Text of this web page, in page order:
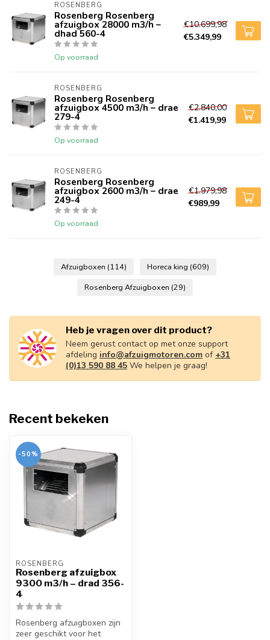
ROSENBERG
Rosenberg Rosenberg
afzuigbox 28000 m3/h –
dhad 560-4
Op voorraad
€10.699,98
€5.349,99
ROSENBERG
Rosenberg Rosenberg
afzuigbox 4500 m3/h – drae
279-4
Op voorraad
€2.840,00
€1.419,99
ROSENBERG
Rosenberg Rosenberg
afzuigbox 2600 m3/h – drae
249-4
Op voorraad
€1.979,98
€989,99
Afzuigboxen (114) Horeca king (609)
Rosenberg Afzuigboxen (29)
Heb je vragen over dit product?
Neem gerust contact op met onze support
afdeling info@afzuigmotoren.com of +31
(0)13 590 88 45 We helpen je graag!
Recent bekeken
-50%
ROSENBERG
Rosenberg afzuigbox
9300 m3/h – drad 356-
4
Rosenberg afzuigboxen zijn
zeer geschikt voor het